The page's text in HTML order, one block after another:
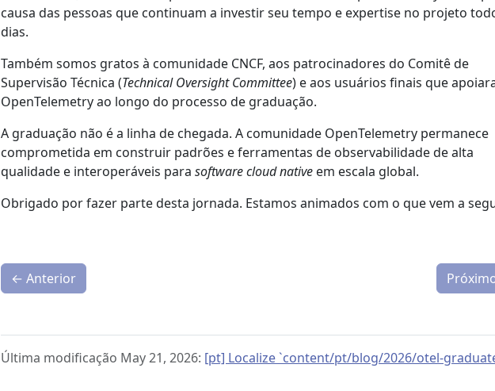
causa das pessoas que continuam a investir seu tempo e expertise no projeto
dias.
Também somos gratos à comunidade CNCF, aos patrocinadores do Comitê de
Supervisão Técnica (Technical Oversight Committee) e aos usuários finais que
OpenTelemetry ao longo do processo de graduação.
A graduação não é a linha de chegada. A comunidade OpenTelemetry permanece
comprometida em construir padrões e ferramentas de observabilidade de alta
qualidade e interoperáveis para softwarecloud native em escala global.
Obrigado por fazer parte desta jornada. Estamos animados com o que vem a
← Anterior
Última modificação May 21, 2026: [pt] Localize `content/pt/blog/2026/otel-